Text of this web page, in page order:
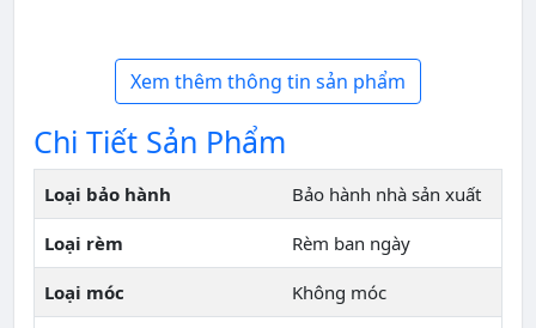
Xem thêm thông tin sản phẩm
Chi Tiết Sản Phẩm
Loại bảo hành Bảo hành nhà sản xuất
Loại rèm Rèm ban ngày
Loại móc Không móc